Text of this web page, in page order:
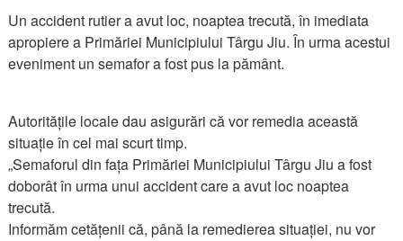
Un accident rutier a avut loc, noaptea trecută, în imediata
apropiere a Primăriei Municipiului Târgu Jiu. În urma acestui
eveniment un semafor a fost pus la pământ.
Autoritățile locale dau asigurări că vor remedia această
situație în cel mai scurt timp.
„Semaforul din fața Primăriei Municipiului Târgu Jiu a fost
doborât în urma unui accident care a avut loc noaptea
trecută.
Informăm cetățenii că, până la remedierea situației, nu vor